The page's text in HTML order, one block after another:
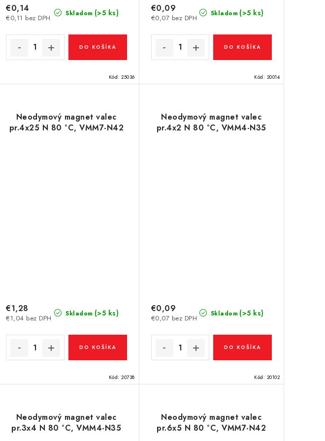
Skladom (>5 ks)
€0,11 bez DPH
€0,14
DO KOŠÍKA
Kód: 25036
Skladom (>5 ks)
€0,07 bez DPH
€0,09
DO KOŠÍKA
Kód: 20014
Neodymový magnet valec
pr.4x25 N 80 °C, VMM7-N42
Skladom (>5 ks)
€1,04 bez DPH
€1,28
DO KOŠÍKA
Kód: 20738
Neodymový magnet valec
pr.4x2 N 80 °C, VMM4-N35
Skladom (>5 ks)
€0,07 bez DPH
€0,09
DO KOŠÍKA
Kód: 20102
Neodymový magnet valec
pr.3x4 N 80 °C, VMM4-N35
Neodymový magnet valec
pr.6x5 N 80 °C, VMM7-N42